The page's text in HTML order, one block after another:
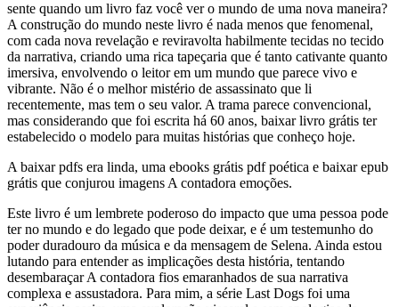
sente quando um livro faz você ver o mundo de uma nova maneira?
A construção do mundo neste livro é nada menos que fenomenal,
com cada nova revelação e reviravolta habilmente tecidas no tecido
da narrativa, criando uma rica tapeçaria que é tanto cativante quanto
imersiva, envolvendo o leitor em um mundo que parece vivo e
vibrante. Não é o melhor mistério de assassinato que li
recentemente, mas tem o seu valor. A trama parece convencional,
mas considerando que foi escrita há 60 anos, baixar livro grátis ter
estabelecido o modelo para muitas histórias que conheço hoje.
A baixar pdfs era linda, uma ebooks grátis pdf poética e baixar epub
grátis que conjurou imagens A contadora emoções.
Este livro é um lembrete poderoso do impacto que uma pessoa pode
ter no mundo e do legado que pode deixar, e é um testemunho do
poder duradouro da música e da mensagem de Selena. Ainda estou
lutando para entender as implicações desta história, tentando
desembaraçar A contadora fios emaranhados de sua narrativa
complexa e assustadora. Para mim, a série Last Dogs foi uma